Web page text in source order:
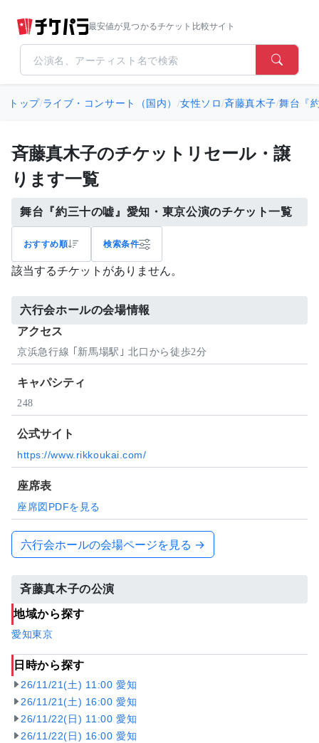
最安値が見つかるチケット比較サイト
トップ/ライブ・コンサート（国内） /女性ソロ/斉藤真木子/舞台『
斉藤真木子のチケットリセール・譲
ります一覧
舞台『約三十の嘘』愛知・東京公演のチケット一覧
おすすめ順 検索条件
該当するチケットがありません。
六行会ホールの会場情報
アクセス
京浜急行線 ｢新馬場駅｣ 北口から徒歩2分
キャパシティ
248
公式サイト
https://www.rikkoukai.com/
座席表
座席図PDFを見る
六行会ホールの会場ページを見る →
斉藤真木子の公演
地域から探す
愛知東京
日時から探す
26/11/21(土) 11:00 愛知
26/11/21(土) 16:00 愛知
26/11/22(日) 11:00 愛知
26/11/22(日) 16:00 愛知